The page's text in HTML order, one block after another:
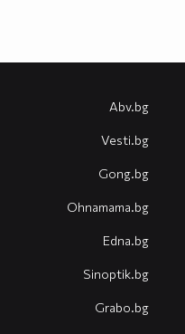
Abv.bg
Vesti.bg
Gong.bg
Оhnamama.bg
Edna.bg
Sinoptik.bg
Grabo.bg